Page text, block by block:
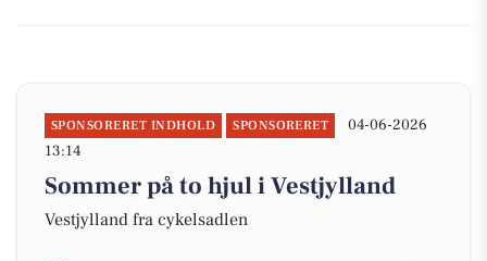
SPONSORERET INDHOLD SPONSORERET
04-06-2026
13:14
Sommer på to hjul i Vestjylland
Vestjylland fra cykelsadlen